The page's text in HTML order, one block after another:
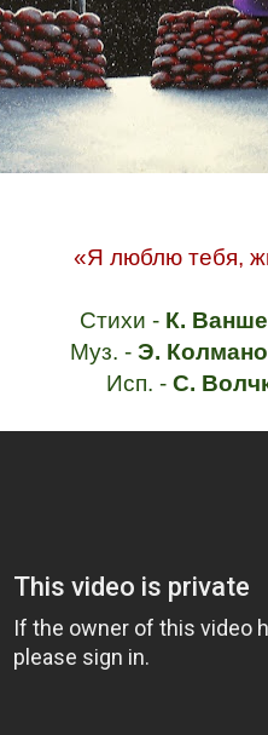
«Я люблю тебя,
Стихи - К.
Муз. - Э.
Исп. - С.